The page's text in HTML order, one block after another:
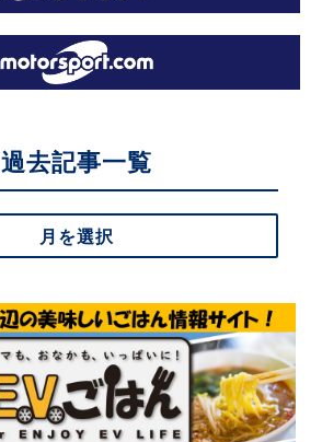
過去記事一覧
月を選択